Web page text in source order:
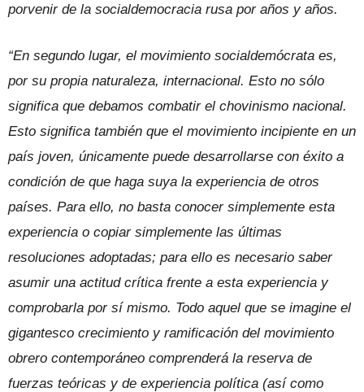
porvenir de la socialdemocracia rusa por años y años.
“En segundo lugar, el movimiento socialdemócrata es,
por su propia naturaleza, internacional. Esto no sólo
significa que debamos combatir el chovinismo nacional.
Esto significa también que el movimiento incipiente en un
país joven, únicamente puede desarrollarse con éxito a
condición de que haga suya la experiencia de otros
países. Para ello, no basta conocer simplemente esta
experiencia o copiar simplemente las últimas
resoluciones adoptadas; para ello es necesario saber
asumir una actitud crítica frente a esta experiencia y
comprobarla por sí mismo. Todo aquel que se imagine el
gigantesco crecimiento y ramificación del movimiento
obrero contemporáneo comprenderá la reserva de
fuerzas teóricas y de experiencia política (así como